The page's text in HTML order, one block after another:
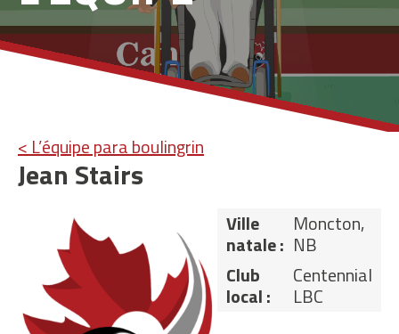
< L’équipe para boulingrin
Jean Stairs
Ville
natale :
Moncton,
NB
Club
local :
Centennial
LBC